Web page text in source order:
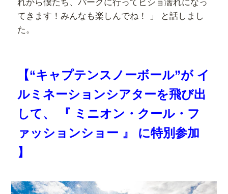
てきます！みんなも楽しんでね！ 」 と話しまし
た。
【“キャプテンスノーボール”が イ
ルミネーションシアターを飛び出
して、 『 ミニオン・クール・フ
ァッションショー 』 に特別参加
】